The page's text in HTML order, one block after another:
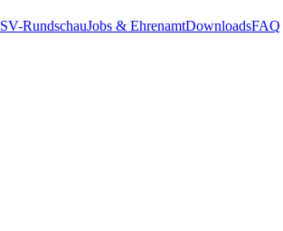
SV-RundschauJobs & EhrenamtDownloadsFAQ